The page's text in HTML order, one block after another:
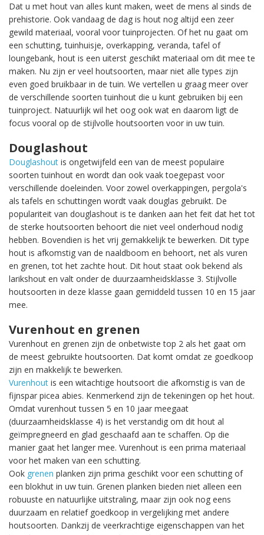
Dat u met hout van alles kunt maken, weet de mens al sinds de
prehistorie. Ook vandaag de dag is hout nog altijd een zeer
gewild materiaal, vooral voor tuinprojecten. Of het nu gaat om
een schutting, tuinhuisje, overkapping, veranda, tafel of
loungebank, hout is een uiterst geschikt materiaal om dit mee te
maken. Nu zijn er veel houtsoorten, maar niet alle types zijn
even goed bruikbaar in de tuin. We vertellen u graag meer over
de verschillende soorten tuinhout die u kunt gebruiken bij een
tuinproject. Natuurlijk wil het oog ook wat en daarom ligt de
focus vooral op de stijlvolle houtsoorten voor in uw tuin.
Douglashout
Douglashout is ongetwijfeld een van de meest populaire
soorten tuinhout en wordt dan ook vaak toegepast voor
verschillende doeleinden. Voor zowel overkappingen, pergola's
als tafels en schuttingen wordt vaak douglas gebruikt. De
populariteit van douglashout is te danken aan het feit dat het tot
de sterke houtsoorten behoort die niet veel onderhoud nodig
hebben. Bovendien is het vrij gemakkelijk te bewerken. Dit type
hout is afkomstig van de naaldboom en behoort, net als vuren
en grenen, tot het zachte hout. Dit hout staat ook bekend als
larikshout en valt onder de duurzaamheidsklasse 3. Stijlvolle
houtsoorten in deze klasse gaan gemiddeld tussen 10 en 15 jaar
mee.
Vurenhout en grenen
Vurenhout en grenen zijn de onbetwiste top 2 als het gaat om
de meest gebruikte houtsoorten. Dat komt omdat ze goedkoop
zijn en makkelijk te bewerken.
Vurenhout is een witachtige houtsoort die afkomstig is van de
fijnspar picea abies. Kenmerkend zijn de tekeningen op het hout.
Omdat vurenhout tussen 5 en 10 jaar meegaat
(duurzaamheidsklasse 4) is het verstandig om dit hout al
geïmpregneerd en glad geschaafd aan te schaffen. Op die
manier gaat het langer mee. Vurenhout is een prima materiaal
voor het maken van een schutting.
Ook grenen planken zijn prima geschikt voor een schutting of
een blokhut in uw tuin. Grenen planken bieden niet alleen een
robuuste en natuurlijke uitstraling, maar zijn ook nog eens
duurzaam en relatief goedkoop in vergelijking met andere
houtsoorten. Dankzij de veerkrachtige eigenschappen van het